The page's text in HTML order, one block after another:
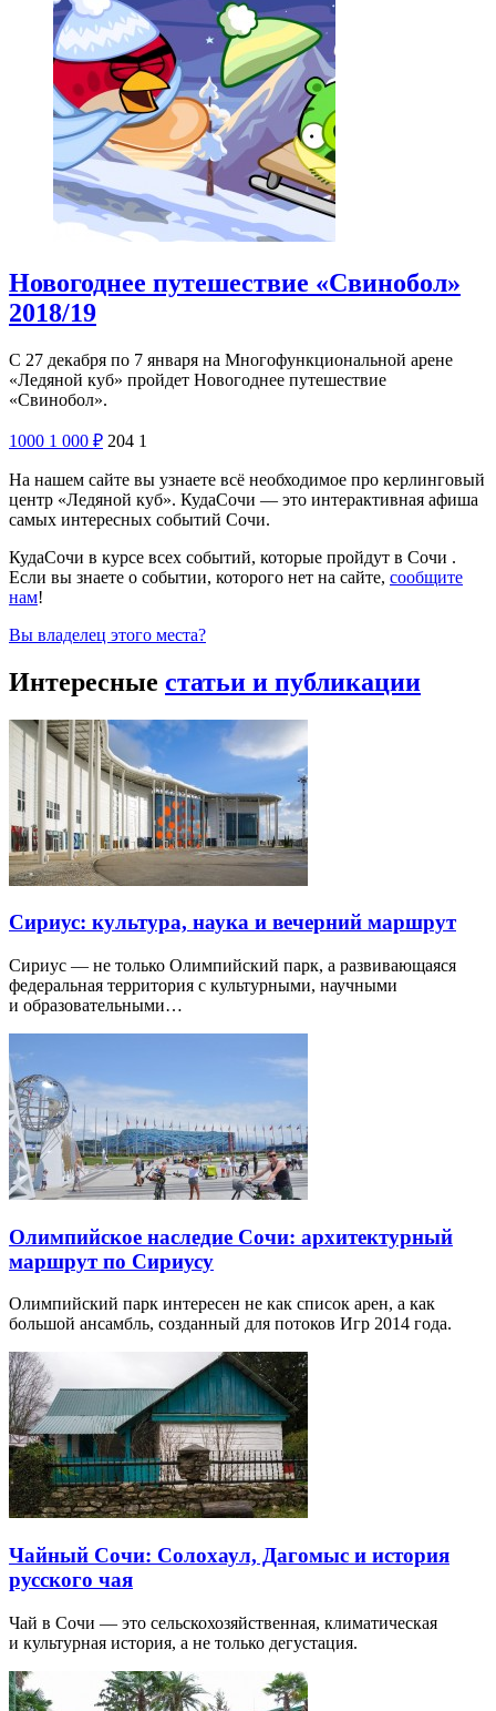
Новогоднее путешествие «Свинобол»
2018/19
С 27 декабря по 7 января на Многофункциональной арене
«Ледяной куб» пройдет Новогоднее путешествие
«Свинобол».
1000 1 000 ₽ 204 1
На нашем сайте вы узнаете всё необходимое про керлинговый
центр «Ледяной куб». КудаСочи — это интерактивная афиша
самых интересных событий Сочи.
КудаСочи в курсе всех событий, которые пройдут в Сочи .
Если вы знаете о событии, которого нет на сайте, сообщите
нам!
Вы владелец этого места?
Интересные статьи и публикации
Сириус: культура, наука и вечерний маршрут
Сириус — не только Олимпийский парк, а развивающаяся
федеральная территория с культурными, научными
и образовательными…
Олимпийское наследие Сочи: архитектурный
маршрут по Сириусу
Олимпийский парк интересен не как список арен, а как
большой ансамбль, созданный для потоков Игр 2014 года.
Чайный Сочи: Солохаул, Дагомыс и история
русского чая
Чай в Сочи — это сельскохозяйственная, климатическая
и культурная история, а не только дегустация.